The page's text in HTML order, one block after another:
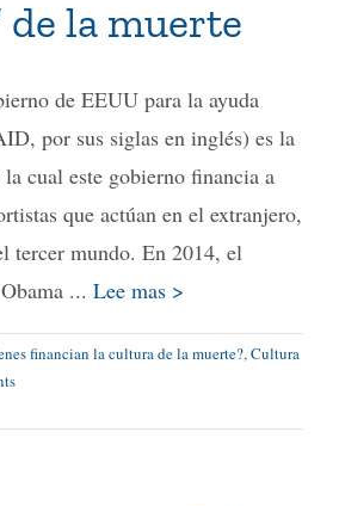
de la muerte
de EEUU para la ayuda
por sus siglas en inglés) es la
la cual este gobierno financia a
que actúan en el extranjero,
tercer mundo. En 2014, el
... Lee mas >
financian la cultura de la muerte?, Cultura